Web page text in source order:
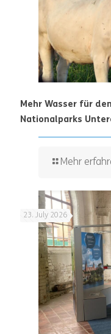
Mehr Wasser für
Nationalparks
Mehr
23. July 2026